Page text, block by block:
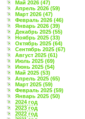
Май 2026 (47)
Апрель 2026 (59)
Март 2026 (47)
Февраль 2026 (46)
Январь 2026 (39)
Декабрь 2025 (55)
Ноябрь 2025 (33)
Октябрь 2025 (64)
Сентябрь 2025 (67)
Август 2025 (61)
Июль 2025 (69)
Июнь 2025 (54)
Май 2025 (53)
Апрель 2025 (65)
Март 2025 (59)
Февраль 2025 (59)
Январь 2025 (50)
2024 год
2023 год
2022 год